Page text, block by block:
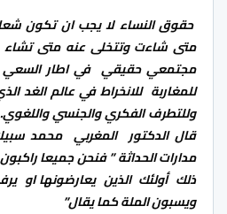
حقوق النساء لا يجب ان تكون
متى شاءت وتتخلى عنه متى
مجتمعي حقيقي في اطار السعي
للمغاربة للانخراط في عالم الغد
وللتطرف الفكري والجنسي
قال الدكتور المغربي محمد
مدارات الحداثة ” فنحن جميعا
ذلك أولئك الذين يعارضونها او
ويسبون الملة كما يقال”